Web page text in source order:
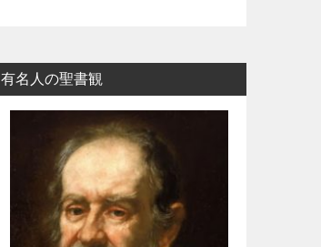
有名人の聖書観